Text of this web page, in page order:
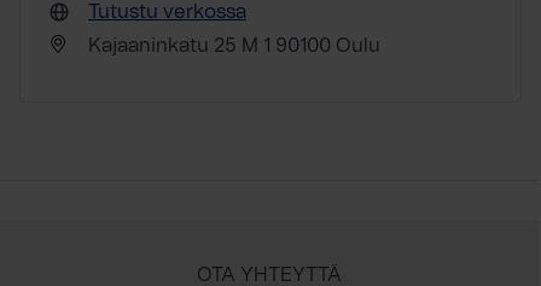
Tutustu verkossa
Kajaaninkatu 25 M 1 90100 Oulu
OTA YHTEYTTÄ